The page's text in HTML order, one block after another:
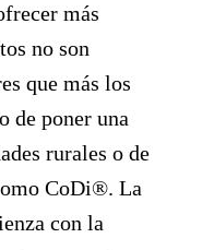
más
no son
que más los
de poner una
rurales o de
CoDi®. La
con la